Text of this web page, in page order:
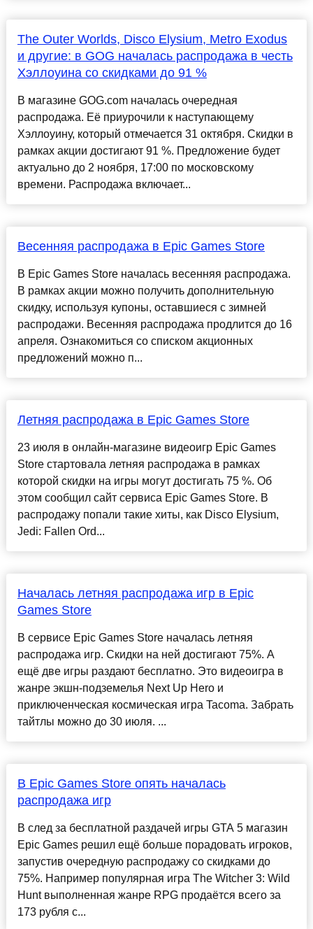
The Outer Worlds, Disco Elysium, Metro Exodus
и другие: в GOG началась распродажа в честь
Хэллоуина со скидками до 91 %
В магазине GOG.com началась очередная
распродажа. Её приурочили к наступающему
Хэллоуину, который отмечается 31 октября. Скидки в
рамках акции достигают 91 %. Предложение будет
актуально до 2 ноября, 17:00 по московскому
времени. Распродажа включает...
Весенняя распродажа в Epic Games Store
В Epic Games Store началась весенняя распродажа.
В рамках акции можно получить дополнительную
скидку, используя купоны, оставшиеся с зимней
распродажи. Весенняя распродажа продлится до 16
апреля. Ознакомиться со списком акционных
предложений можно п...
Летняя распродажа в Epic Games Store
23 июля в онлайн-магазине видеоигр Epic Games
Store стартовала летняя распродажа в рамках
которой скидки на игры могут достигать 75 %. Об
этом сообщил сайт сервиса Epic Games Store. В
распродажу попали такие хиты, как Disco Elysium,
Jedi: Fallen Ord...
Началась летняя распродажа игр в Epic
Games Store
В сервисе Epic Games Store началась летняя
распродажа игр. Скидки на ней достигают 75%. А
ещё две игры раздают бесплатно. Это видеоигра в
жанре экшн-подземелья Next Up Hero и
приключенческая космическая игра Tacoma. Забрать
тайтлы можно до 30 июля. ...
В Epic Games Store опять началась
распродажа игр
В след за бесплатной раздачей игры GTA 5 магазин
Epic Games решил ещё больше порадовать игроков,
запустив очередную распродажу со скидками до
75%. Например популярная игра The Witcher 3: Wild
Hunt выполненная жанре RPG продаётся всего за
173 рубля с...